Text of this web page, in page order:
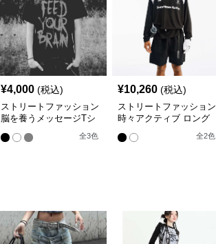
¥4,000 (税込)
ストリートファッション
脳を養うメッセージTシ
全3色
¥10,260 (税込)
ストリートファッション
時々アクティブ ロング
全2色